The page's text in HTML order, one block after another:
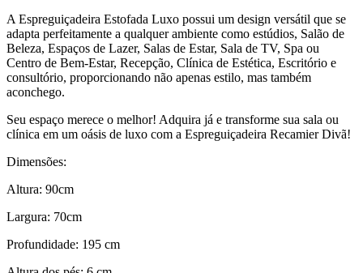
A Espreguiçadeira Estofada Luxo possui um design versátil que se
adapta perfeitamente a qualquer ambiente como estúdios, Salão de
Beleza, Espaços de Lazer, Salas de Estar, Sala de TV, Spa ou
Centro de Bem-Estar, Recepção, Clínica de Estética, Escritório e
consultório, proporcionando não apenas estilo, mas também
aconchego.
Seu espaço merece o melhor! Adquira já e transforme sua sala ou
clínica em um oásis de luxo com a Espreguiçadeira Recamier Divã!
Dimensões:
Altura: 90cm
Largura: 70cm
Profundidade: 195 cm